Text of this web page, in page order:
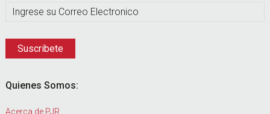
Quienes Somos:
Acerca de PJR